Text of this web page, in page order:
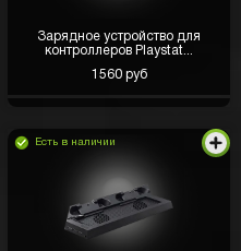
Зарядное устройство для
контроллеров Playstat...
1560 руб
Есть в наличии